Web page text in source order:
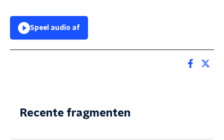
Speel audio af
Recente fragmenten